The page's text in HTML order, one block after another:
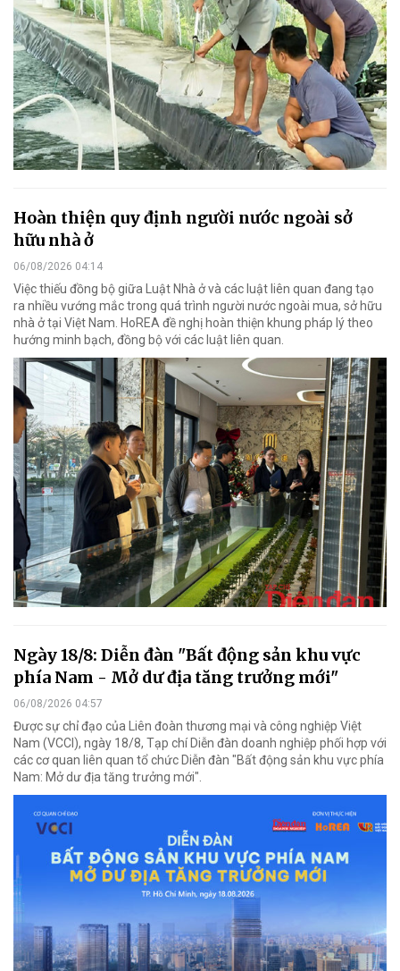
Hoàn thiện quy định người nước ngoài sở
hữu nhà ở
06/08/2026 04:14
Việc thiếu đồng bộ giữa Luật Nhà ở và các luật liên quan đang tạo
ra nhiều vướng mắc trong quá trình người nước ngoài mua, sở hữu
nhà ở tại Việt Nam. HoREA đề nghị hoàn thiện khung pháp lý theo
hướng minh bạch, đồng bộ với các luật liên quan.
Ngày 18/8: Diễn đàn "Bất động sản khu vực
phía Nam - Mở dư địa tăng trưởng mới"
06/08/2026 04:57
Được sự chỉ đạo của Liên đoàn thương mại và công nghiệp Việt
Nam (VCCI), ngày 18/8, Tạp chí Diễn đàn doanh nghiệp phối hợp với
các cơ quan liên quan tổ chức Diễn đàn "Bất động sản khu vực phía
Nam: Mở dư địa tăng trưởng mới".